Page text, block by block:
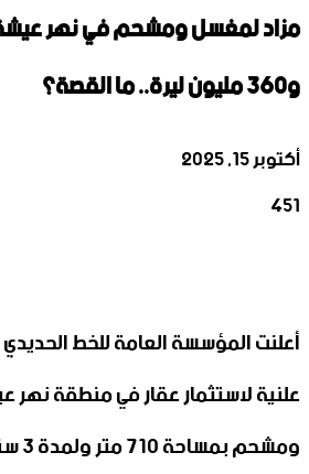
مزاد لمغسل ومشحم في نهر
و360 مليون ليرة.. ما القصة؟
أكتوبر 15, 2025
451
أعلنت المؤسسة العامة للخط
علنية لاستثمار عقار في منطقة
ومشحم بمساحة 710 متر ولمدة 3 سنوات.